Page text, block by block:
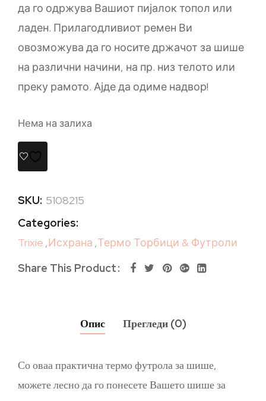
да го одржува Вашиот пијалок топол или
ладен. Прилагодливиот ремен Ви
овозможува да го носите држачот за шише
на различни начини, на пр. низ телото или
преку рамото. Ајде да одиме надвор!
Нема на залиха
SKU: 5108215
Categories:
Trixie ,Исхрана ,Термо Торбици & Футроли
Share This Product
Опис Прегледи (0)
Со оваа практична термо футрола за шише,
можете лесно да го понесете Вашето шише за